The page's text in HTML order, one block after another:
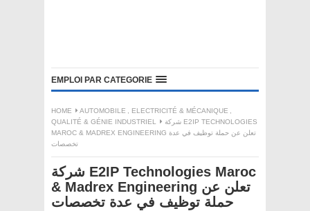
EMPLOI PAR CATEGORIE
HOME AUTOMOBILE , ELECTRICITÉ & MÉCANIQUE ,
QUALITÉ & GÉNIE INDUSTRIEL
شركة E2IP TECHNOLOGIES
MAROC & MADREX ENGINEERING تعلن عن حملة توظيف في عدة
تخصصات
شركة E2IP Technologies Maroc
& Madrex Engineering تعلن عن
حملة توظيف في عدة تخصصات